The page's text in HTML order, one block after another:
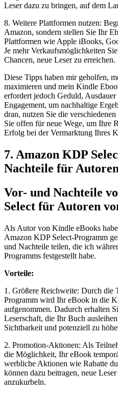
Leser dazu zu bringen, ​auf dem
8. Weitere‌ Plattformen nutzen:
Amazon, ⁣sondern stellen Sie ⁣Ihr
Plattformen wie Apple iBooks,
Je mehr Verkaufsmöglichkeiten
Chancen, neue Leser zu erreichen.
Diese⁤ Tipps haben ⁢mir ⁤geholfen,
maximieren und mein Kindle
erfordert jedoch Geduld,
Engagement,‌ um nachhaltige
dran, nutzen Sie die
Sie ⁢offen für neue ⁣Wege, um Ihre
Erfolg bei der Vermarktung Ihres
7. Amazon ⁣KDP
Nachteile für
Vor- und Nachteile
Select für Autoren
Als​ Autor ​von Kindle eBooks
Amazon KDP Select-Programm
und Nachteile teilen, die⁢ ich
Programms festgestellt habe.
Vorteile:
1. Größere Reichweite: Durch die
Programm wird Ihr eBook in die
aufgenommen.⁢ Dadurch erhalten
Leserschaft, die⁤ Ihr Buch⁣
Sichtbarkeit und ‍potenziell zu
2. Promotion-Aktionen: Als
die Möglichkeit, Ihr eBook
werbliche Aktionen ‌wie Rabatte
⁣können dazu beitragen, neue
anzukurbeln.